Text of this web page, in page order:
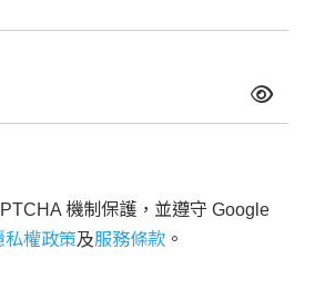
機制保護，並遵守 Google
私權政策及服務條款 。